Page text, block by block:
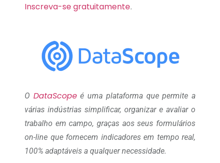
Inscreva-se gratuitamente.
O DataScopeé uma plataforma que permite a
várias indústrias simplificar, organizar e avaliar o
trabalho em campo, graças aos seus formulários
on-line que fornecem indicadores em tempo real,
100% adaptáveis a qualquer necessidade.